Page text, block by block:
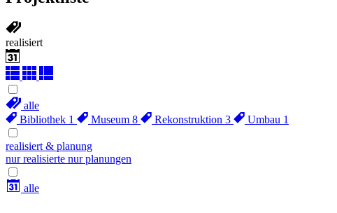
realisiert
alle
Bibliothek 1 Museum 8 Rekonstruktion 3 Umbau 1
realisiert & planung
nur realisierte nur planungen
alle